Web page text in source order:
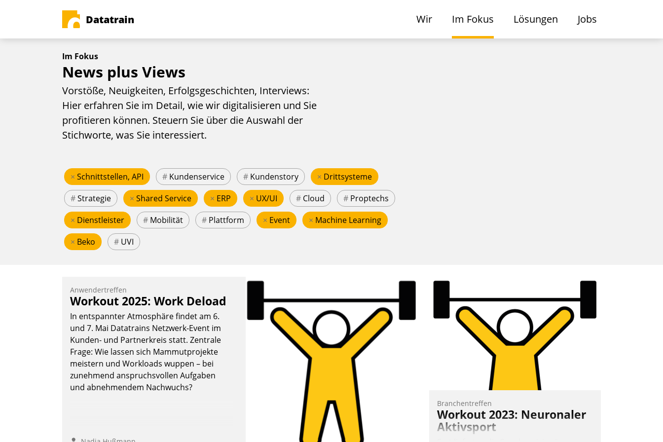
Datatrain Wir Im Fokus Lösungen Jobs
Im Fokus
News plus Views
Vorstöße, Neuigkeiten, Erfolgsgeschichten, Interviews:
Hier erfahren Sie im Detail, wie wir digitalisieren und Sie
profitieren können. Steuern Sie über die Auswahl der
Stichworte, was Sie interessiert.
× Schnittstellen, API # Kundenservice # Kundenstory × Drittsysteme
#Strategie × Shared Service × ERP × UX/UI # Cloud # Proptechs
× Dienstleister # Mobilität # Plattform × Event × Machine Learning
× Beko # UVI
Anwendertreffen
Workout 2025: Work Deload
In entspannter Atmosphäre findet am 6.
und 7. Mai Datatrains Netzwerk-Event im
Kunden- und Partnerkreis statt. Zentrale
Frage: Wie lassen sich Mammutprojekte
meistern und Workloads wuppen – bei
zunehmend anspruchsvollen Aufgaben
und abnehmendem Nachwuchs?
Branchentreffen
Workout 2023: Neuronaler
Aktivsport